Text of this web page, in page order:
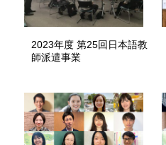
2023年度 第25回日本語教
師派遣事業